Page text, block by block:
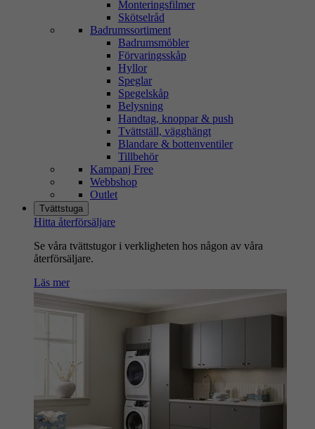
Monteringsfilmer
Skötselråd
Badrumssortiment
Badrumsmöbler
Förvaringsskåp
Hyllor
Speglar
Spegelskåp
Belysning
Handtag, knoppar & push
Tvättställ, vägghängt
Blandare & bottenventiler
Tillbehör
Kampanj Free
Webbshop
Outlet
Tvättstuga
Hitta återförsäljare
Se våra tvättstugor i verkligheten hos någon av våra
återförsäljare.
Läs mer